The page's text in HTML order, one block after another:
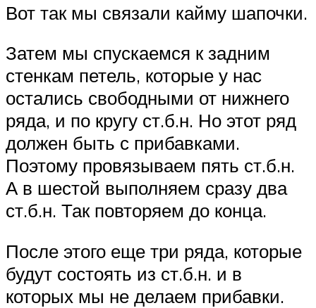
Вот так мы связали кайму шапочки.
Затем мы спускаемся к задним
стенкам петель, которые у нас
остались свободными от нижнего
ряда, и по кругу ст.б.н. Но этот ряд
должен быть с прибавками.
Поэтому провязываем пять ст.б.н.
А в шестой выполняем сразу два
ст.б.н. Так повторяем до конца.
После этого еще три ряда, которые
будут состоять из ст.б.н. и в
которых мы не делаем прибавки.